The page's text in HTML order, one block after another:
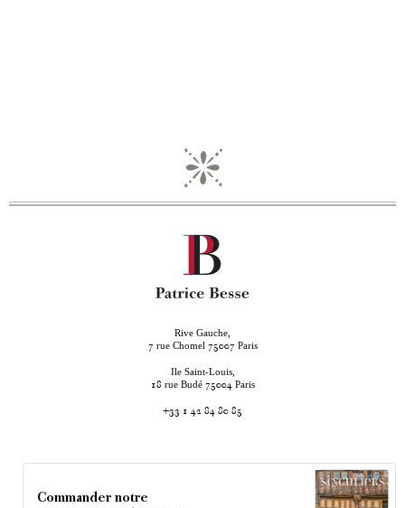
Rive Gauche,
7 rue Chomel 75007 Paris
Ile Saint-Louis,
18 rue Budé 75004 Paris
+33 1 42 84 80 85
Commander notre